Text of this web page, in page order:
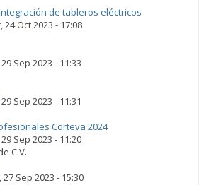
de tableros eléctricos
24 Oct 2023 - 17:08
Sep 2023 - 11:33
Sep 2023 - 11:31
Corteva 2024
Sep 2023 - 11:20
C.V.
27 Sep 2023 - 15:30